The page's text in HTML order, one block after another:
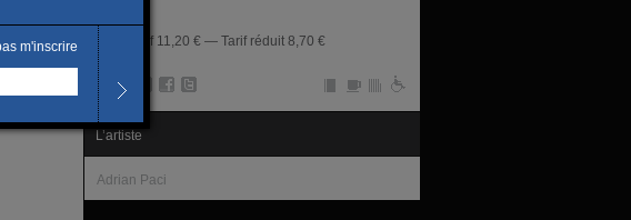
Plein tarif 11,20 € — Tarif réduit 8,70 €
L’artiste
Adrian Paci